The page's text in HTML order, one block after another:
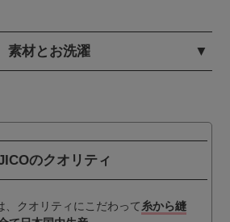
素材とお洗濯
のクオリティ
、クオリティにこだわって糸から縫